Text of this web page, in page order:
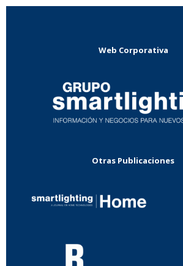
Web Corporativa
Otras Publicaciones